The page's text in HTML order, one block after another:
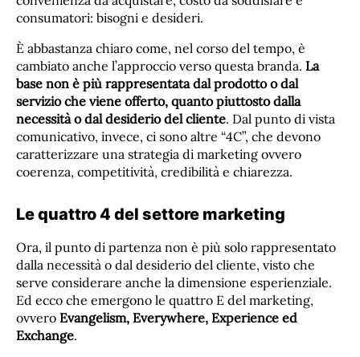
consumatori: bisogni e desideri.
È abbastanza chiaro come, nel corso del tempo, è
cambiato anche l’approccio verso questa branda. La
base non è più rappresentata dal prodotto o dal
servizio che viene offerto, quanto piuttosto dalla
necessità o dal desiderio del cliente. Dal punto di vista
comunicativo, invece, ci sono altre “4C”, che devono
caratterizzare una strategia di marketing ovvero
coerenza, competitività, credibilità e chiarezza.
Le quattro 4 del settore marketing
Ora, il punto di partenza non è più solo rappresentato
dalla necessità o dal desiderio del cliente, visto che
serve considerare anche la dimensione esperienziale.
Ed ecco che emergono le quattro E del marketing,
ovvero Evangelism, Everywhere, Experience ed
Exchange.